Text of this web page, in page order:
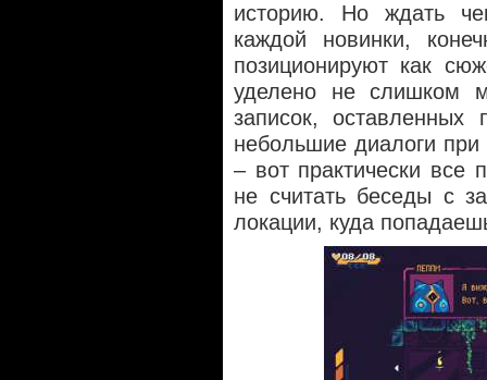
историю. Но ждать
каждой новинки,
позиционируют как
уделено не слишком
записок, оставленных
небольшие диалоги
– вот практически все
не считать беседы с
локации, куда